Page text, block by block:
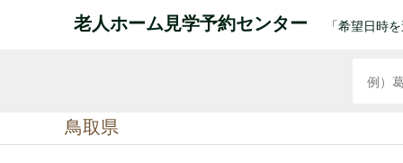
老人ホーム見学予約センター 「希望日時
鳥取県